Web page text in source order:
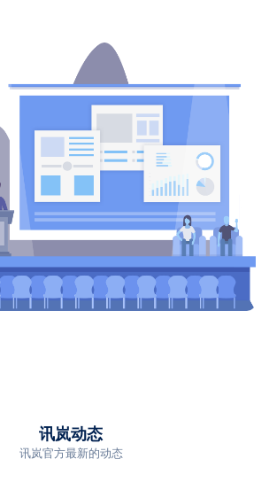
讯岚动态
讯岚官方最新的动态